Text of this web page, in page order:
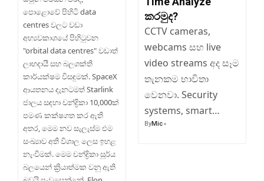
පොළොවේ පිහිටි data
centres වලට වඩා
අභ්‍යවකාශයේ පිහිටුවන
"orbital data centres" වඩාත්
ලාභදායී සහ බලශක්ති
කාර්යක්ෂම විසඳුමක්. SpaceX
ආයතනය දැනටමත් Starlink
ජාලය සඳහා චන්ද්‍රිකා 10,000ක්
පමණ කක්ෂගත කර ඇති
අතර, මෙම නව සැලැස්ම එම
සංඛ්‍යාව අති විශාල ලෙස ඉහළ
නැංවීමක්. මෙම චන්ද්‍රිකා සූර්ය
බලයෙන් ක්‍රියාත්මක වනු ඇති
කරමුද?
CCTV cameras,
webcams සහ live
video streams අද සෑම
තැනකම භාවිතා
වෙනවා. Security
systems, smart…
ByMic